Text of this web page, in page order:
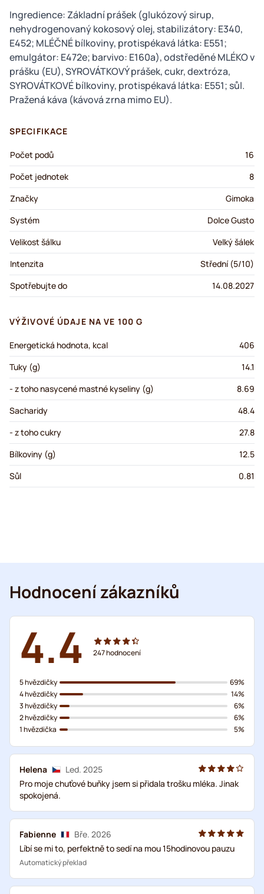
Ingredience: Základní prášek (glukózový sirup,
nehydrogenovaný kokosový olej, stabilizátory: E340,
E452; MLÉČNÉ bílkoviny, protispékavá látka: E551;
emulgátor: E472e; barvivo: E160a), odstředěné MLÉKO v
prášku (EU), SYROVÁTKOVÝ prášek, cukr, dextróza,
SYROVÁTKOVÉ bílkoviny, protispékavá látka: E551; sůl.
Pražená káva (kávová zrna mimo EU).
SPECIFIKACE
Počet podů
16
Počet jednotek
8
Značky
Gimoka
Systém
Dolce Gusto
Velikost šálku
Velký šálek
Intenzita
Střední (5/10)
Spotřebujte do
14.08.2027
VÝŽIVOVÉ ÚDAJE NA VE 100 G
Energetická hodnota, kcal
406
Tuky (g)
14.1
- z toho nasycené mastné kyseliny (g)
8.69
Sacharidy
48.4
- z toho cukry
27.8
Bílkoviny (g)
12.5
Sůl
0.81
Hodnocení zákazníků
4.4 247hodnocení
5 hvězdičky
4 hvězdičky
3 hvězdičky
2 hvězdičky
1 hvězdička
69%
14%
6%
6%
5%
Helena
Led. 2025
Pro moje chuťové buňky jsem si přidala trošku mléka. Jinak
spokojená.
Fabienne
Bře. 2026
Líbí se mi to, perfektně to sedí na mou 15hodinovou pauzu
Automatický překlad